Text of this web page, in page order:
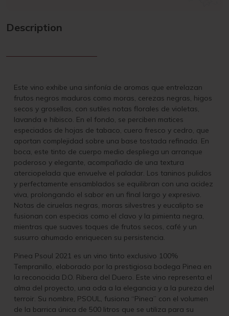
Description
Este vino exhibe una sinfonía de aromas que entrelazan
frutos negros maduros como moras, cerezas negras, higos
secos y grosellas, con sutiles notas florales de violetas,
lavanda e hibisco. En el fondo, se perciben matices
especiados de hojas de tabaco, cuero fresco y cedro, que
aportan complejidad sobre una base tostada refinada. En
boca, este tinto de cuerpo medio despliega un arranque
poderoso y elegante, acompañado de una textura
aterciopelada que envuelve el paladar. Los taninos pulidos
y perfectamente ensamblados se equilibran con una acidez
viva, prolongando el sabor en un final largo y expresivo.
Notas de ciruelas negras, moras silvestres y eucalipto se
fusionan con especias como el clavo y la pimienta negra,
mientras que suaves toques de frutos secos, café y un
susurro ahumado enriquecen su persistencia.
Pinea Psoul 2021 es un vino tinto exclusivo 100%
Tempranillo, elaborado por la prestigiosa bodega Pinea en
la reconocida D.O. Ribera del Duero. Este vino representa el
alma del proyecto, una oda a la elegancia y a la pureza del
terroir. Su nombre, PSOUL, fusiona “Pinea” con el volumen
de la barrica única de 500 litros que se utiliza para su